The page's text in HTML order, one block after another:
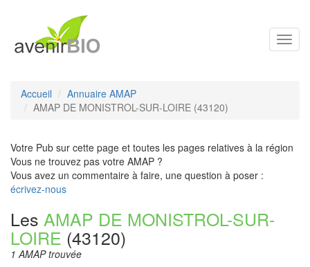
Accueil
Annuaire AMAP
AMAP DE MONISTROL-SUR-LOIRE (43120)
Votre Pub sur cette page et toutes les pages relatives à la région
Vous ne trouvez pas votre AMAP ?
Vous avez un commentaire à faire, une question à poser :
écrivez-nous
Les AMAP DE MONISTROL-SUR-
LOIRE (43120)
1 AMAP trouvée